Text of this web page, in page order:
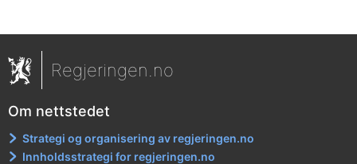
Regjeringen.no
Om nettstedet
Strategi og organisering av regjeringen.no
Innholdsstrategi for regjeringen.no